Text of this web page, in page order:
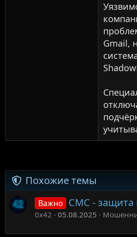
Gmail,
Похожие темы
Важно СМС - защита
0x42 05.08.2025